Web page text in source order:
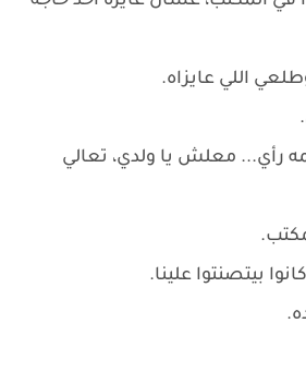
اللي عايزاه.
رأي... معلش يا ولدي، تعالي
بيتصنتوا علينا.